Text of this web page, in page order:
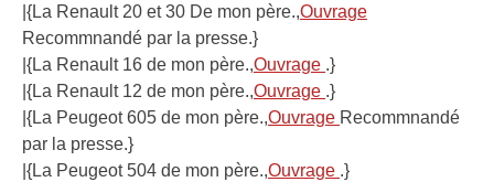
|{La Renault 20 et 30 De mon père.,Ouvrage
Recommnandé par la presse.}
|{La Renault 16 de mon père.,Ouvrage .}
|{La Renault 12 de mon père.,Ouvrage .}
|{La Peugeot 605 de mon père.,Ouvrage Recommnandé
par la presse.}
|{La Peugeot 504 de mon père.,Ouvrage .}